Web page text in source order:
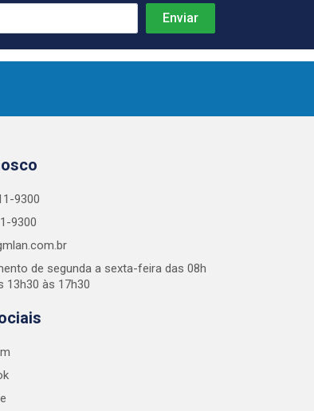
9300
9300
de segunda a sexta-feira das 08h
13h30 às 17h30